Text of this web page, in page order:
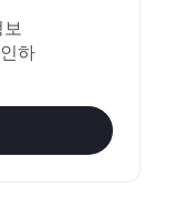
하